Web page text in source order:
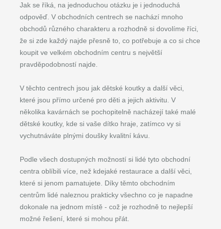
Jak se říká, na jednoduchou otázku je i jednoduchá
odpověď. V obchodních centrech se nachází mnoho
obchodů různého charakteru a rozhodně si dovolíme říci,
že si zde každý najde přesně to, co potřebuje a co si chce
koupit ve velkém obchodním centru s největší
pravděpodobností najde.
V těchto centrech jsou jak dětské koutky a další věci,
které jsou přímo určené pro děti a jejich aktivitu. V
několika kavárnách se pochopitelně nacházejí také malé
dětské koutky, kde si vaše dítko hraje, zatímco vy si
vychutnáváte plnými doušky kvalitní kávu.
Podle všech dostupných možností si lidé tyto obchodní
centra oblíbili více, než kdejaké restaurace a další věci,
které si jenom pamatujete. Díky těmto obchodním
centrům lidé naleznou prakticky všechno co je napadne
dokonale na jednom místě - což je rozhodně to nejlepší
možné řešení, které si mohou přát.